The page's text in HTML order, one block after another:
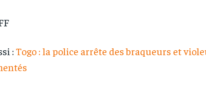
:Togo : la police arrête des braqueurs et